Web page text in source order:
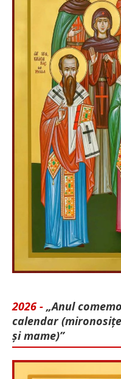
2026 - „Anul
calendar
și mame)”